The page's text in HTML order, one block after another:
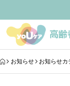
HOME
お知らせ お知らせカ